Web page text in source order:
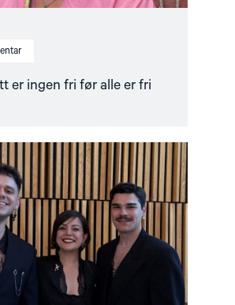
er ingen fri før alle er fri
Read
article
"Ünikuir
tildelt
Kim
Friele-
prisen:
En
pris
rett